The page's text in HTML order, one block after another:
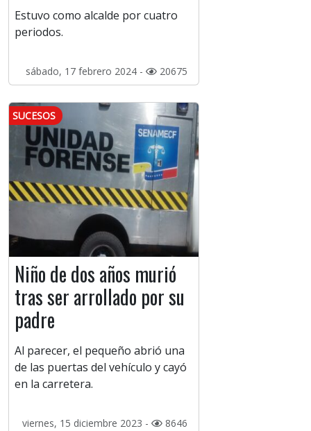
Estuvo como alcalde por cuatro
periodos.
sábado, 17 febrero 2024 - 20675
SUCESOS
Niño de dos años murió
tras ser arrollado por su
padre
Al parecer, el pequeño abrió una
de las puertas del vehículo y cayó
en la carretera.
viernes, 15 diciembre 2023 - 8646